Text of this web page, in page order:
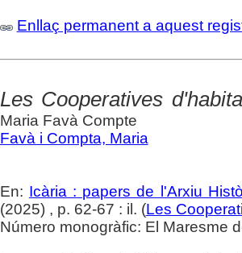
Enllaç permanent a aquest
Les Cooperatives
Maria Favà Compte
Favà i Compta, Maria
En: Icària : papers de l'Arxiu
(2025) , p. 62-67 : il. (Les
Número monogràfic: El Maresme